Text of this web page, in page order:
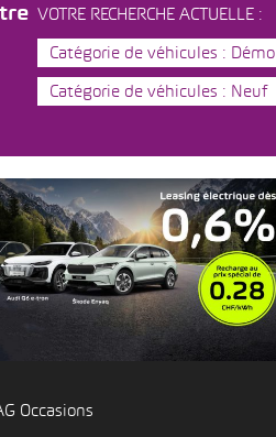
VOTRE RECHERCHE ACTUELLE :
Catégorie de véhicules : Démo
Catégorie de véhicules : Neuf
Occasions